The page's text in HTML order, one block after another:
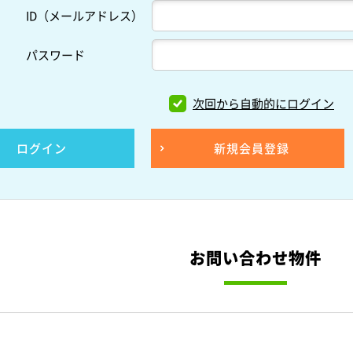
ID（メールアドレス）
パスワード
次回から自動的にログイン
ログイン 新規会員登録
お問い合わせ物件